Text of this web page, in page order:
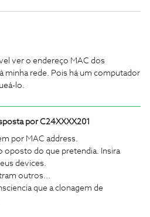
ver o endereço MAC dos
minha rede. Pois há um computador
lo.
porC24XXXX201
por MAC address.
oposto do que pretendia. Insira
devices.
outros...
que a clonagem de